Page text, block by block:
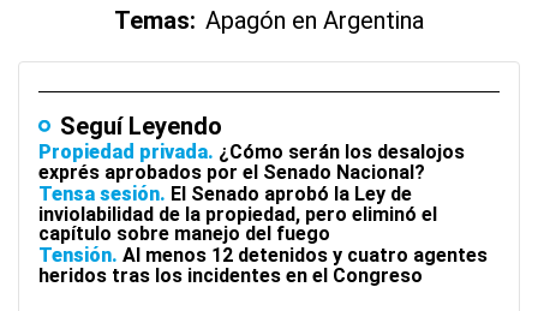
Temas: Apagón en Argentina
Seguí Leyendo
Propiedad privada ¿Cómo serán los desalojos
exprés aprobados por el Senado Nacional?
Tensa sesión El Senado aprobó la Ley de
inviolabilidad de la propiedad, pero eliminó el
capítulo sobre manejo del fuego
Tensión Al menos 12 detenidos y cuatro agentes
heridos tras los incidentes en el Congreso